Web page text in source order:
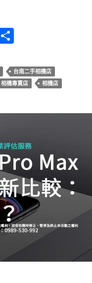
手相機回收價格秘訣
台南二手相機店
相機專賣店 相機店